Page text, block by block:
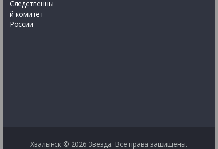
Следственны
й комитет
России
Хвалынск © 2026Звезда. Все права защищены.